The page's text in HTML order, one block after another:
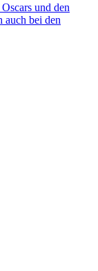
und den
auch bei den